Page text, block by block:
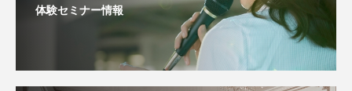
体験セミナー情報